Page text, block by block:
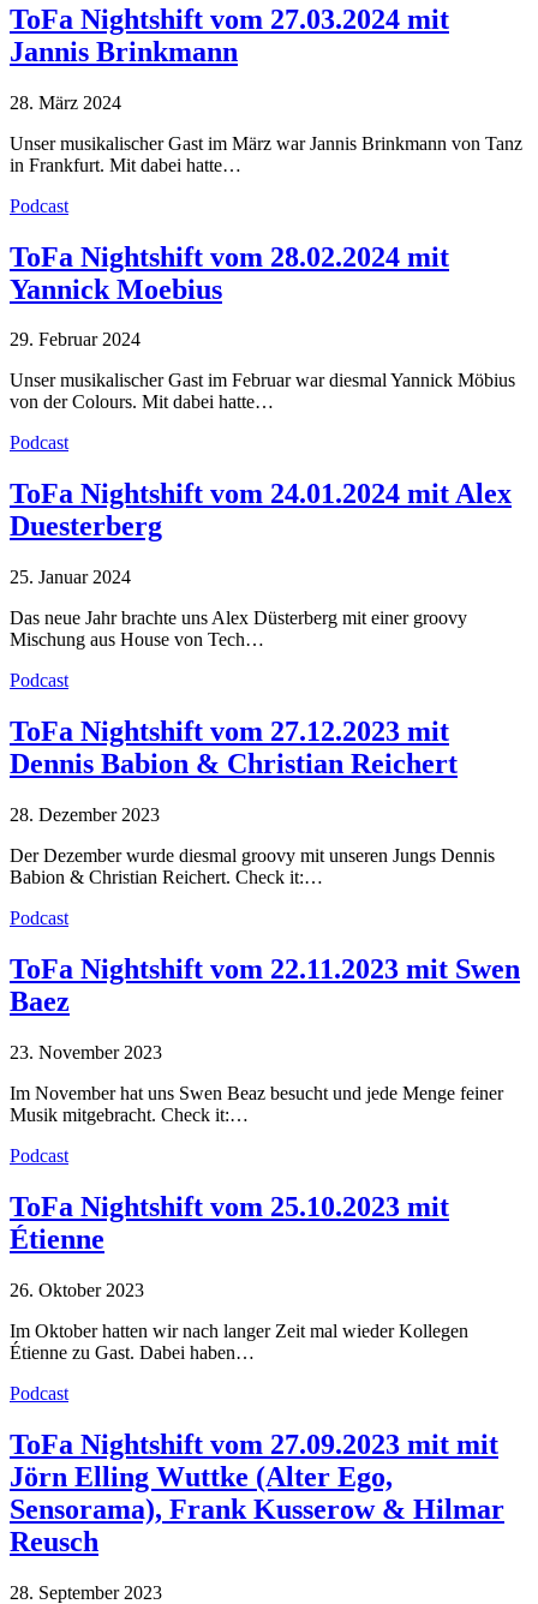
ToFa Nightshift vom 27.03.2024 mit
Jannis Brinkmann
28. März 2024
Unser musikalischer Gast im März war Jannis Brinkmann von Tanz
in Frankfurt. Mit dabei hatte…
Podcast
ToFa Nightshift vom 28.02.2024 mit
Yannick Moebius
29. Februar 2024
Unser musikalischer Gast im Februar war diesmal Yannick Möbius
von der Colours. Mit dabei hatte…
Podcast
ToFa Nightshift vom 24.01.2024 mit Alex
Duesterberg
25. Januar 2024
Das neue Jahr brachte uns Alex Düsterberg mit einer groovy
Mischung aus House von Tech…
Podcast
ToFa Nightshift vom 27.12.2023 mit
Dennis Babion & Christian Reichert
28. Dezember 2023
Der Dezember wurde diesmal groovy mit unseren Jungs Dennis
Babion & Christian Reichert. Check it:…
Podcast
ToFa Nightshift vom 22.11.2023 mit Swen
Baez
23. November 2023
Im November hat uns Swen Beaz besucht und jede Menge feiner
Musik mitgebracht. Check it:…
Podcast
ToFa Nightshift vom 25.10.2023 mit
Étienne
26. Oktober 2023
Im Oktober hatten wir nach langer Zeit mal wieder Kollegen
Étienne zu Gast. Dabei haben…
Podcast
ToFa Nightshift vom 27.09.2023 mit mit
Jörn Elling Wuttke (Alter Ego,
Sensorama), Frank Kusserow & Hilmar
Reusch
28. September 2023